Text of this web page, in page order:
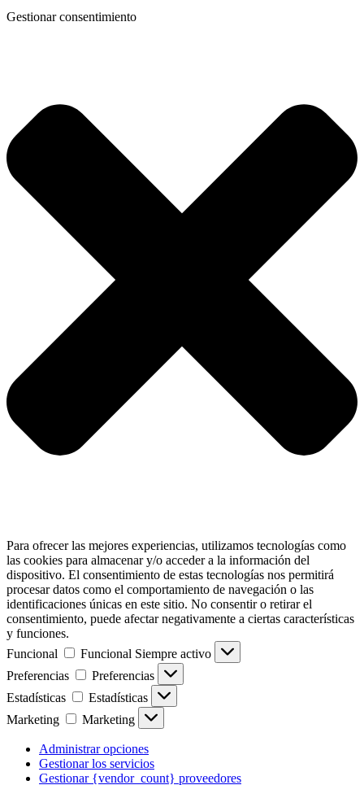
Gestionar consentimiento
Para ofrecer las mejores experiencias, utilizamos tecnologías como
las cookies para almacenar y/o acceder a la información del
dispositivo. El consentimiento de estas tecnologías nos permitirá
procesar datos como el comportamiento de navegación o las
identificaciones únicas en este sitio. No consentir o retirar el
consentimiento, puede afectar negativamente a ciertas características
y funciones.
Funcional
Funcional Siempre activo
Preferencias
Preferencias
Estadísticas
Estadísticas
Marketing
Marketing
Administrar opciones
Gestionar los servicios
Gestionar {vendor_count} proveedores